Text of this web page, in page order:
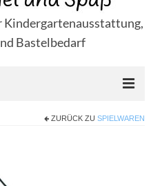
Kindergartenausstattung,
Bastelbedarf
ZURÜCK ZU SPIELWAREN